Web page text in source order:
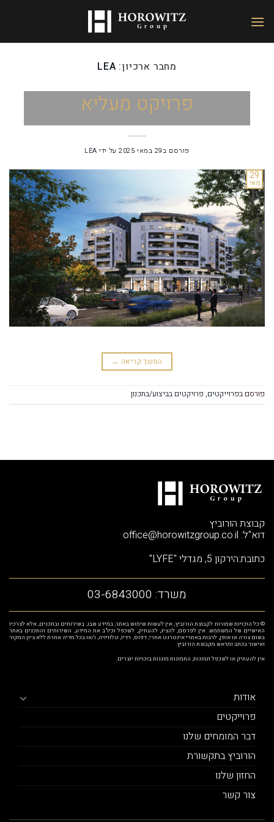
מחבר ארכיון: LEA
פרויקט מעליא
פורסם ב29 במאי 2025 על ידי LEA
29
מאי
המשך קריאה →
פורסם בפרוייקטים, פרויקטים בביצוע/בתכנון
קבוצת הורוביץ
דוא"ל: office@horowitzgroup.co.il
כתובת:הירקון 5, מגדלי "LYFE"
משרד: 03-6843000
© כל הזכויות שמורות לקבוצת הורוביץ, אין לעשות שימוש באתר, במידע שבו, בשירותים ובתכנים, אלא לצרכיו
האישיים של המשתמש. אין לפרסם, להציג, להעתיק, לשכפל וכיו"ב את המידע, השירותים והתכנים באתר
בשום צורה או אופן, לרבות באתרי אינטרנט אחרי, דפוס, רדיו, טלוויזיה, ו/או בכל מדיה אחרת ללא ציון המקור
ואישור בכתב ומראש מקבוצת הורוביץ.
אין להעתיק או לשכפל תמונות, התמונות מוגנות בזכויות יוצרים.
אודות
פרוייקטים
דבר המומחים שלנו
הורוביץ בתקשורת
החזון שלנו
צור קשר